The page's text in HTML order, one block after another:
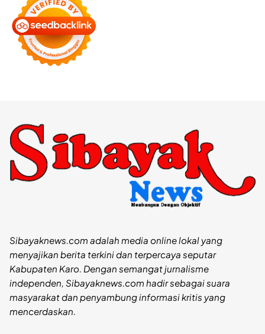
Sibayaknews.com adalah media online lokal yang
menyajikan berita terkini dan terpercaya seputar
Kabupaten Karo. Dengan semangat jurnalisme
independen, Sibayaknews.com hadir sebagai suara
masyarakat dan penyambung informasi kritis yang
mencerdaskan.